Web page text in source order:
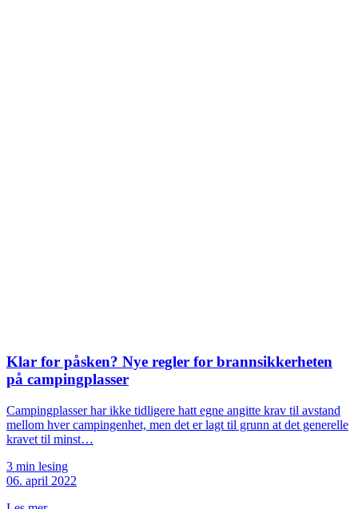
Klar for påsken? Nye regler for brannsikkerheten
på campingplasser
Campingplasser har ikke tidligere hatt egne angitte krav til avstand
mellom hver campingenhet, men det er lagt til grunn at det generelle
kravet til minst…
3 min lesing
06. april 2022